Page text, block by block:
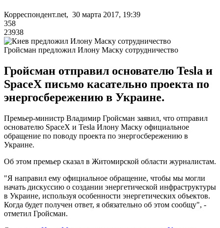
Корреспондент.net, 30 марта 2017, 19:39
358
23938
Гройсман предложил Илону Маску сотрудничество
Гройсман отправил основателю Tesla и
SpaceX письмо касательно проекта по
энергосбережению в Украине.
Премьер-министр Владимир Гройсман заявил, что отправил
основателю SpaceX и Tesla Илону Маску официальное
обращение по поводу проекта по энергосбережению в
Украине.
Об этом премьер сказал в Житомирской области журналистам.
"Я направил ему официальное обращение, чтобы мы могли
начать дискуссию о создании энергетической инфраструктуры
в Украине, используя особенности энергетических объектов.
Когда будет получен ответ, я обязательно об этом сообщу", -
отметил Гройсман.